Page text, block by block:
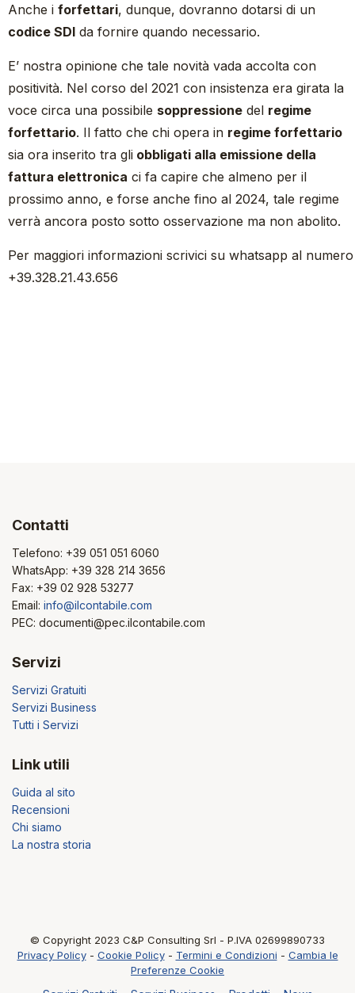
Anche i forfettari, dunque, dovranno dotarsi di un
codice SDI da fornire quando necessario.
E’ nostra opinione che tale novità vada accolta con
positività. Nel corso del 2021 con insistenza era girata la
voce circa una possibile soppressione del regime
forfettario. Il fatto che chi opera in regime forfettario
sia ora inserito tra gli obbligati alla emissione della
fattura elettronica ci fa capire che almeno per il
prossimo anno, e forse anche fino al 2024, tale regime
verrà ancora posto sotto osservazione ma non abolito.
Per maggiori informazioni scrivici su whatsapp al numero
+39.328.21.43.656
Contatti
Telefono: +39 051 051 6060
WhatsApp: +39 328 214 3656
Fax: +39 02 928 53277
Email: info@ilcontabile.com
PEC: documenti@pec.ilcontabile.com
Servizi
Servizi Gratuiti
Servizi Business
Tutti i Servizi
Link utili
Guida al sito
Recensioni
Chi siamo
La nostra storia
© Copyright 2023 C&P Consulting Srl - P.IVA 02699890733
Privacy Policy- Cookie Policy- Termini e Condizioni - Cambia le
Preferenze Cookie